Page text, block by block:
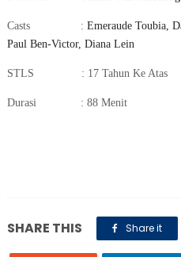
Casts : Emeraude Toubia,
Paul Ben-Victor, Diana Lein
STLS : 17 Tahun Ke Atas
Durasi : 88 Menit
SHARE THIS Share it